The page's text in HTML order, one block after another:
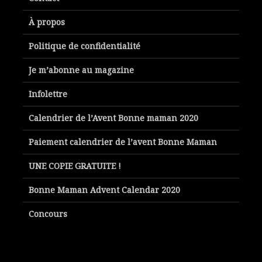
À propos
Politique de confidentialité
Je m’abonne au magazine
Infolettre
Calendrier de l’Avent Bonne maman 2020
Paiement calendrier de l’avent Bonne Maman
UNE COPIE GRATUITE !
Bonne Maman Advent Calendar 2020
Concours